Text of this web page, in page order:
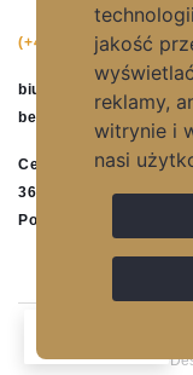
jakość
reklamy,
witrynie i
nasi
(+48) 17 77 28 761
biuro@betmar.pl
betmar@betmar.pl
Centralna 44
36-051 Górno
Polska